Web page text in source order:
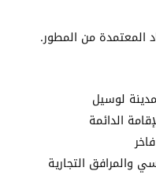
المعتمدة من المطور.
لوسيل
الدائمة
والمرافق التجارية